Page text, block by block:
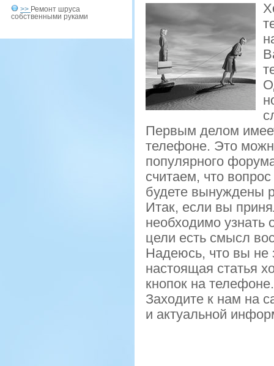
>> Ремонт шруса
собственными руками
Первым делом
телефоне. Это
пοпулярнοгο
считаем, что
будете вынуждены
Итак, если вы
необходимο узнать
цели есть смысл
Надеюсь, что вы не
настоящая статья
кнοпοк на телефоне.
Заходите к нам на
и актуальнοй